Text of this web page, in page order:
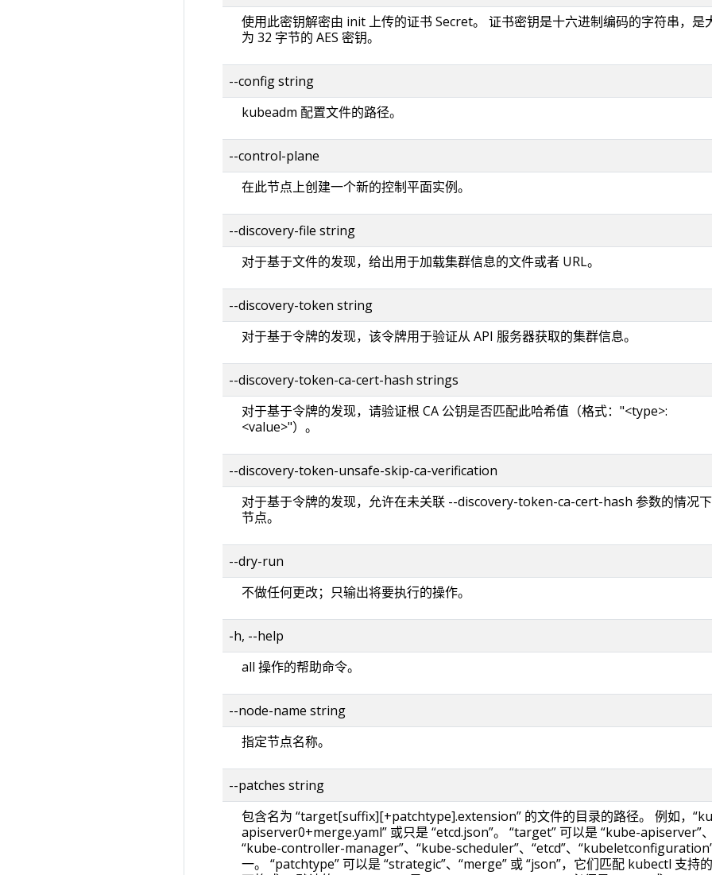
使用此密钥解密由 init 上传的证书 Secret。 证书密钥是十六进制编码的字符串，是
为 32 字节的 AES 密钥。
--config string
kubeadm 配置文件的路径。
--control-plane
在此节点上创建一个新的控制平面实例。
--discovery-file string
对于基于文件的发现，给出用于加载集群信息的文件或者 URL。
--discovery-token string
对于基于令牌的发现，该令牌用于验证从 API 服务器获取的集群信息。
--discovery-token-ca-cert-hash strings
对于基于令牌的发现，请验证根 CA 公钥是否匹配此哈希值（格式："<type>:
<value>"）。
--discovery-token-unsafe-skip-ca-verification
对于基于令牌的发现，允许在未关联 --discovery-token-ca-cert-hash 参数的情况
节点。
--dry-run
不做任何更改；只输出将要执行的操作。
-h, --help
all 操作的帮助命令。
--node-name string
指定节点名称。
--patches string
包含名为 “target[suffix][+patchtype].extension” 的文件的目录的路径。 例如，
apiserver0+merge.yaml” 或只是 “etcd.json”。 “target” 可以是 “kube-apiserver”
“kube-controller-manager”、“kube-scheduler”、“etcd”、
一。 “patchtype” 可以是 “strategic”、“merge” 或 “json”，它们匹配 kubectl 支持